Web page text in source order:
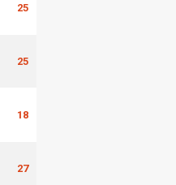
25
25
18
27